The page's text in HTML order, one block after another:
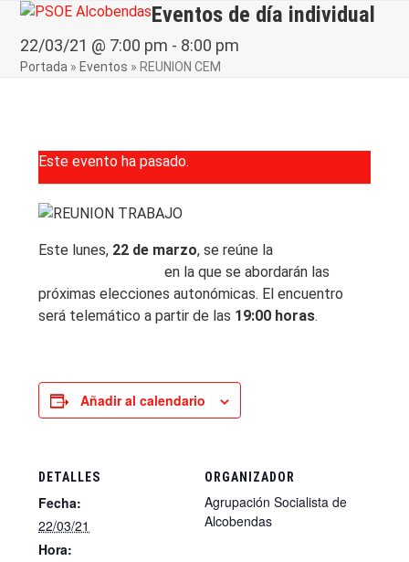
Skip
content
Open
mobile
menu
Close
mobile
menu
Eventos de día individual
22/03/21 @ 7:00 pm - 8:00 pm
Portada » Eventos » REUNION CEM
Este evento ha pasado.
Este lunes, 22 de marzo, se reúne la
en la que se abordarán las
próximas elecciones autonómicas. El encuentro
será telemático a partir de las 19:00 horas.
Añadir al calendario
DETALLES
Fecha:
22/03/21
Hora:
ORGANIZADOR
Agrupación Socialista de
Alcobendas